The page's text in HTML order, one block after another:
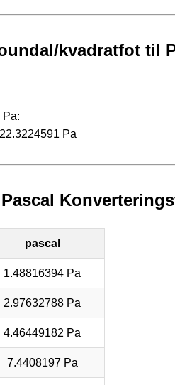
kvadratfot til
Pa:
Pa
pascal
1.48816394 Pa
2.97632788 Pa
4.46449182 Pa
7.4408197 Pa